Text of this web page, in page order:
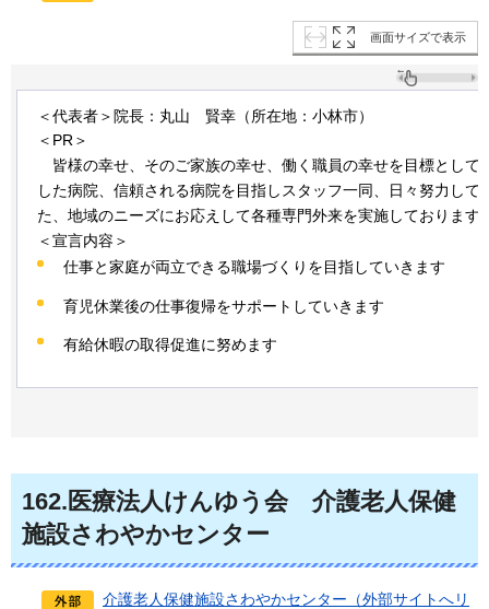
画面サイズで表示
＜代表者＞院長：丸山 賢幸 （所在地：小林市）
＜PR＞
皆様の幸せ、そのご家族の幸せ、働く職員の幸せを目標として
した病院、信頼される病院を目指しスタッフ一同、日々努力して
た、地域のニーズにお応えして各種専門外来を実施しております
＜宣言内容＞
仕事と家庭が両立できる職場づくりを目指していきます
育児休業後の仕事復帰をサポートしていきます
有給休暇の取得促進に努めます
162.医療法人けんゆう会 介護老人保健
施設さわやかセンター
介護老人保健施設さわやかセンター（外部サイトへリ